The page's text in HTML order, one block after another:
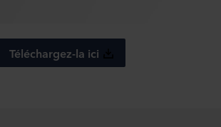
Téléchargez-la ici